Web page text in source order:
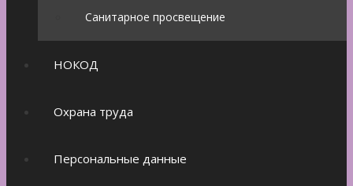
Санитарное просвещение
НОКОД
Охрана труда
Персональные данные